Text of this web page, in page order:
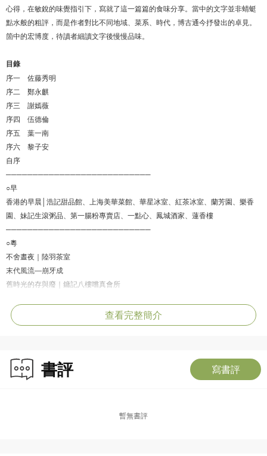
心得，在敏銳的味覺指引下，寫就了這一篇篇的食味分享。當中的文字並非蜻蜓
點水般的粗評，而是作者對比不同地域、菜系、時代，博古通今抒發出的卓見。
箇中的宏博度，待讀者細讀文字後慢慢品味。
目錄
序一 佐藤秀明
序二 鄭永麒
序三 謝嫣薇
序四 伍德倫
序五 葉一南
序六 黎子安
自序
───────────────────────────
○早
香港的早晨│浩記甜品館、上海美華菜館、華星冰室、紅茶冰室、蘭芳園、樂香
園、妹記生滾粥品、第一腸粉專賣店、一點心、鳳城酒家、蓮香樓
───────────────────────────
○粵
不舍晝夜｜陸羽茶室
末代風流―崩牙成
舊時光的存與廢｜鏞記八樓嚐真會所
魚翅，或者無魚翅｜新同樂魚翅酒家
時代的潮流與回眸｜家全七福
四季酒店中的守望者｜龍景軒
九如坊中｜大班樓
潮汕之家｜尚興潮州飯店、樂口福酒家、創發潮州飯店、金燕島潮州酒樓、好酒
查看完整簡介
書評 寫書評
暫無書評